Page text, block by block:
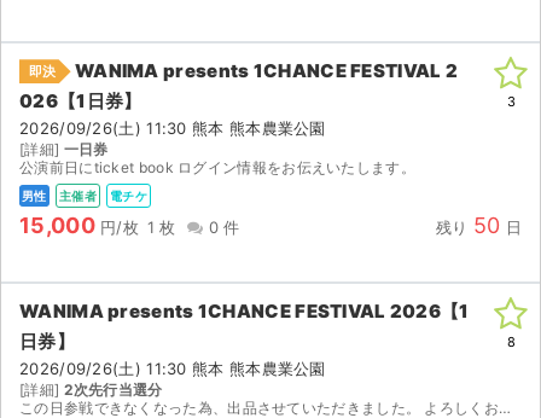
サイト情報
チケットジャム運営会社
チケットジャム利用規約
プライバシーポリシー
特定商取引法に基づく表記
公演登録依頼
不正転売禁止法について
即決
WANIMA presents 1CHANCE FESTIVAL 2
026【1日券】
2026/09/26(土) 11:30 熊本 熊本農業公園
[詳細] 一日券
公演前日にticket book ログイン情報をお伝えいたします。
男性 主催者 電チケ
15,000 円/枚 1 枚 0 件 残り 50 日
3
WANIMA presents 1CHANCE FESTIVAL 2026【1
日券】
2026/09/26(土) 11:30 熊本 熊本農業公園
[詳細] 2次先行当選分
この日参戦できなくなった為、出品させていただきました。 よろしくお願いいたします。
8